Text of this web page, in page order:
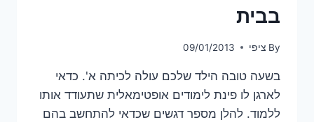
בבית
By ציפי 09/01/2013
בשעה טובה הילד שלכם עולה לכיתה א'. כדאי
לארגן לו פינת לימודים אופטימאלית שתעודד אותו
ללמוד. להלן מספר דגשים שכדאי להתחשב בהם